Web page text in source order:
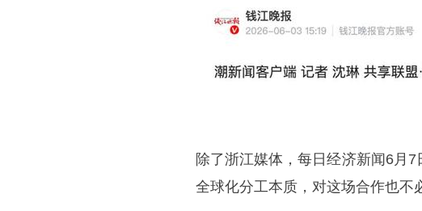
除了浙江媒体，每日经济新闻6月
全球化分工本质，对这场合作也不